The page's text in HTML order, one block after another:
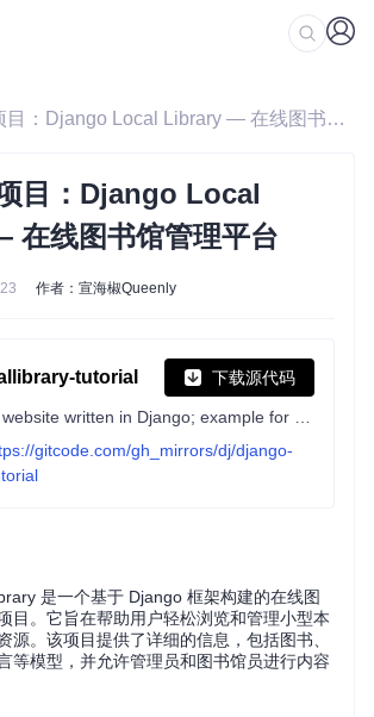
/ 推荐开源项目：Django Local Library — 在线图书馆管理平台
目：Django Local
线图书馆管理平台
作者：宣海椒Queenly
tutorial 下载源代码
gitcode.com/gh_mirrors/dj/django-
是一个基于 Django 框架构建的在线图
目。它旨在帮助用户轻松浏览和管理小型本
源。该项目提供了详细的信息，包括图书、
等模型，并允许管理员和图书馆员进行内容